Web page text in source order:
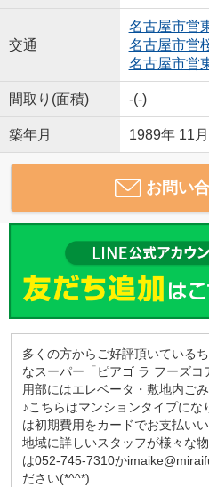
交通
名古屋市営
名古屋市営
名古屋市営
間取り(面積) -(-)
築年月 1989年 11
お問い
多くの方からご好評頂いている
なスーパー「ピアゴ ラ フーズ
用部にはエレベータ・敷地内ご
♪こちらはマンションタイプに
は初期費用をカードでお支払い
地域に詳しいスタッフが様々な
は052-745-7310か
ださい(*^^*)